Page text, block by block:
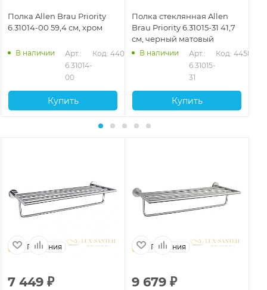
Полка Allen Brau Priority
6.31014-00 59,4 см, хром
В наличии
Арт.:
6.31014-
00
Код: 44074
Купить
Полка стеклянная Allen
Brau Priority 6.31015-31 41,7
см, черный матовый
В наличии
Арт.:
6.31015-
31
Код: 44580
Купить
Германия
7 449 ₽
Германия
9 679 ₽